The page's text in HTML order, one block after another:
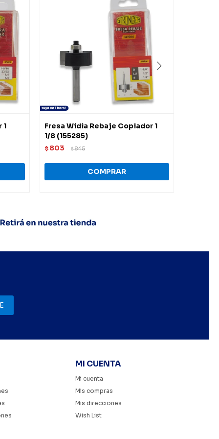
1
Fresa Widia Rebaje Copiador 1
1/8 (155285)
$ 803 $845
MI CUENTA
Mi cuenta
Mis compras
Mis direcciones
Wish List